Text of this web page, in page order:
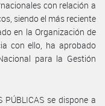
con relación a
siendo el más reciente
en la Organización de
con ello, ha aprobado
para la Gestión
PÚBLICAS se dispone a